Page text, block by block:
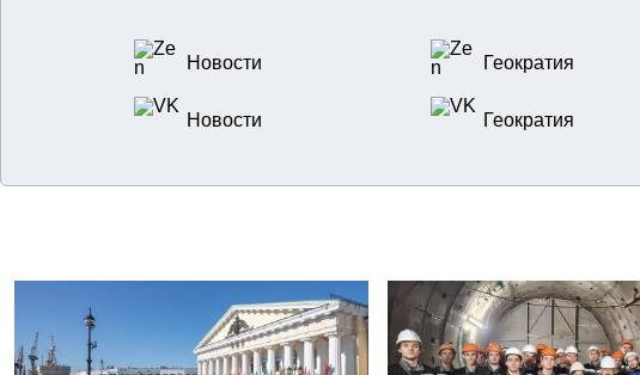
Новости Геократия
Новости Геократия